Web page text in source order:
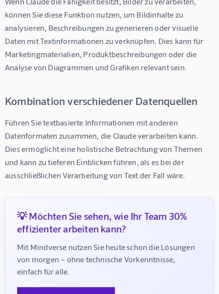
können Sie diese Funktion nutzen, um Bildinhalte zu
analysieren, Beschreibungen zu generieren oder visuelle
Daten mit Textinformationen zu verknüpfen. Dies kann für
Marketingmaterialien, Produktbeschreibungen oder die
Analyse von Diagrammen und Grafiken relevant sein.
Kombination verschiedener Datenquellen
Führen Sie textbasierte Informationen mit anderen
Datenformaten zusammen, die Claude verarbeiten kann.
Dies ermöglicht eine holistische Betrachtung von Themen
und kann zu tieferen Einblicken führen, als es bei der
ausschließlichen Verarbeitung von Text der Fall wäre.
💡 Möchten Sie sehen, wie Ihr Team 30%
effizienter arbeiten kann?
Mit Mindverse nutzen Sie heute schon die Lösungen
von morgen – ohne technische Vorkenntnisse,
einfach für alle.